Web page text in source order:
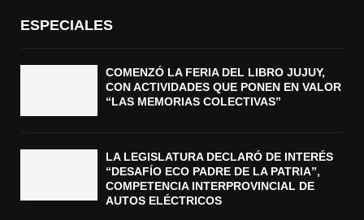
ESPECIALES
COMENZÓ LA FERIA DEL LIBRO JUJUY,
CON ACTIVIDADES QUE PONEN EN VALOR
“LAS MEMORIAS COLECTIVAS”
LA LEGISLATURA DECLARÓ DE INTERÉS
“DESAFÍO ECO PADRE DE LA PATRIA”,
COMPETENCIA INTERPROVINCIAL DE
AUTOS ELÉCTRICOS